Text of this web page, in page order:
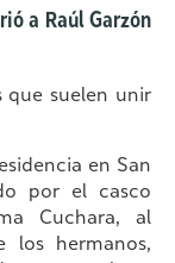
a Raúl Garzón
que suelen unir
en San
por el casco
Cuchara, al
los hermanos,